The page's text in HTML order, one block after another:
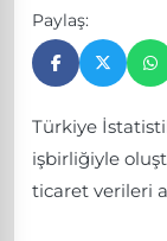
Paylaş:
Türkiye
işbirliğiyle
ticaret verileri